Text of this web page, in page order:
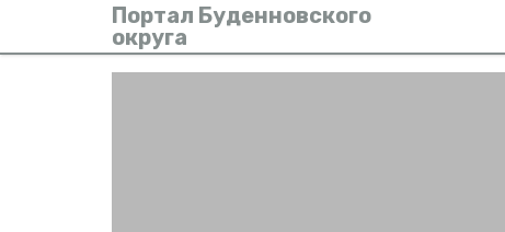
Портал Буденновского
округа